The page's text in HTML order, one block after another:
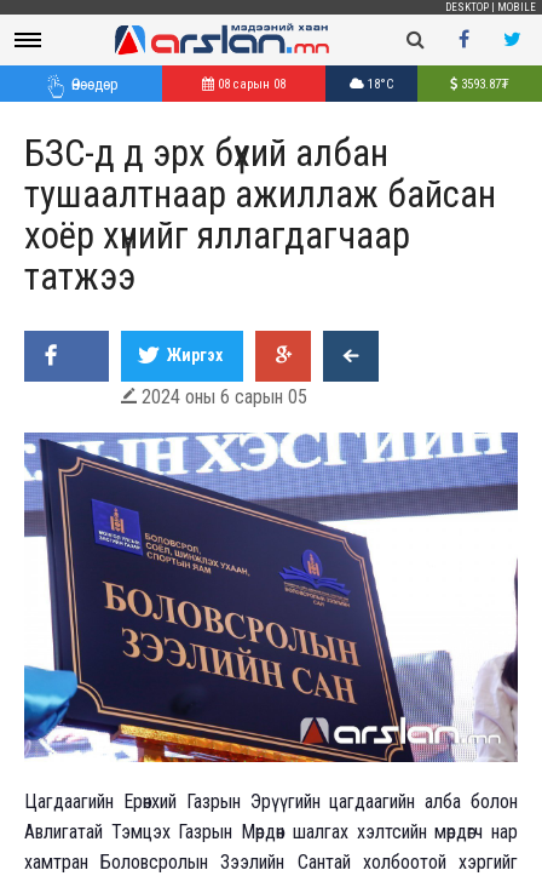
DESKTOP MOBILE
Өнөөдөр 08 сарын 08 18°C 3593.87₮
БЗС-д д эрх бүхий албан
тушаалтнаар ажиллаж байсан
хоёр хүнийг яллагдагчаар
татжээ
Жиргэх
 2024 оны 6 сарын 05
Цагдаагийн Ерөнхий Газрын Эрүүгийн цагдаагийн алба болон
Авлигатай Тэмцэх Газрын Мөрдөн шалгах хэлтсийн мөрдөгч нар
хамтран Боловсролын Зээлийн Сантай холбоотой хэргийг